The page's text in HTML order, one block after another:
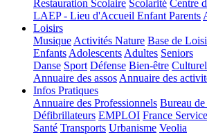
Restauration Scolaire Scolarité Centre
LAEP - Lieu d'Accueil Enfant Parents
Loisirs
MusiqueActivités Nature Base de
EnfantsAdolescentsAdultes Seniors
Danse Sport Défense Bien-être
Annuaire des assosAnnuaire des
Infos Pratiques
Annuaire des Professionnels Bureau de
Défibrillateurs EMPLOI France
Santé Transports Urbanisme Veolia